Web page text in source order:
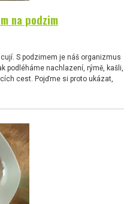
na podzim
S podzimem je náš organizmus
podléháme nachlazení, rýmě, kašli,
cest. Pojďme si proto ukázat,